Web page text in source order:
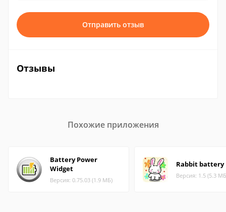
Отправить отзыв
Отзывы
Похожие приложения
Battery Power
Widget
Версия: 0.75.03 (1.9 МБ)
Rabbit battery
Версия: 1.5 (5.3